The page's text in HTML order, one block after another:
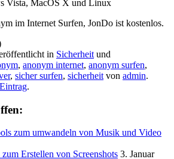
Vista, MacOS X und Linux
im Internet Surfen, JonDo ist kostenlos.
in Sicherheit und
, anonym internet, anonym surfen,
, sicher surfen, sicherheit von admin.
.
zum umwandeln von Musik und Video
Erstellen von Screenshots 3. Januar